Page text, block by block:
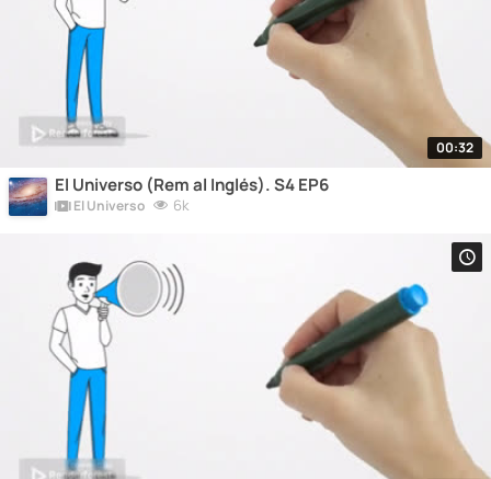
00:32
El Universo (Rem al Inglés). S4 EP6
El Universo 6k